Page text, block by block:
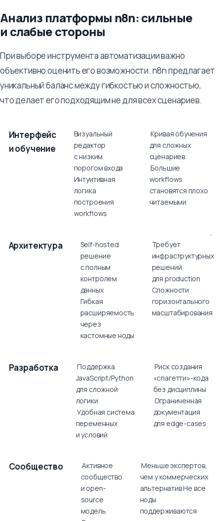
Анализ платформы n8n: сильные
и слабые стороны
При выборе инструмента автоматизации важно
объективно оценить его возможности. n8n предлагает
уникальный баланс между гибкостью и сложностью,
что делает его подходящим не для всех сценариев.
Критерий
Сильные
стороны
Слабые
Интерфейс
и обучение
Визуальный
редактор
с низким
порогом входа
Интуитивная
логика
построения
workflows
Кривая обучения
для сложных
сценариев
Большие
workflows
становятся плохо
читаемыми
Архитектура
Self-hosted
решение
с полным
контролем
данных
Гибкая
расширяемость
через
кастомные ноды
Требует
инфраструктурных
решений
для production
Сложности
горизонтального
масштабирования
Разработка
Поддержка
JavaScript/Python
для сложной
логики
Удобная система
переменных
и условий
Риск создания
«спагетти»-кода
без дисциплины
Ограниченная
документация
для edge-cases
Сообщество
Активное
сообщество
и open-
source
модель
Меньше экспертов,
чем у коммерческих
альтернатив Не все
ноды
поддерживаются